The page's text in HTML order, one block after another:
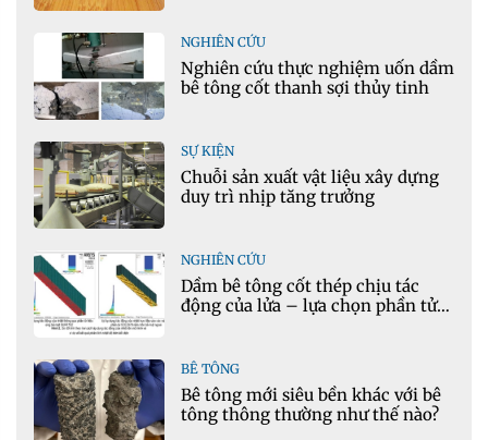
NGHIÊN CỨU
Nghiên cứu thực nghiệm uốn dầm
bê tông cốt thanh sợi thủy tinh
SỰ KIỆN
Chuỗi sản xuất vật liệu xây dựng
duy trì nhịp tăng trưởng
NGHIÊN CỨU
Dầm bê tông cốt thép chịu tác
động của lửa – lựa chọn phần tử
BÊ TÔNG
Bê tông mới siêu bền khác với bê
tông thông thường như thế nào?